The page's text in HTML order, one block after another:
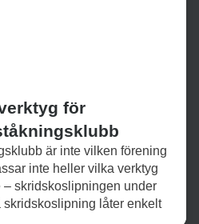
för
är inte vilken förening
inte heller vilka verktyg
skridskoslipningen under
skridskoslipning låter enkelt